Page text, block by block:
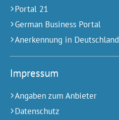
Portal 21
German Business Portal
Anerkennung in Deutschland
Impressum
Angaben zum Anbieter
Datenschutz